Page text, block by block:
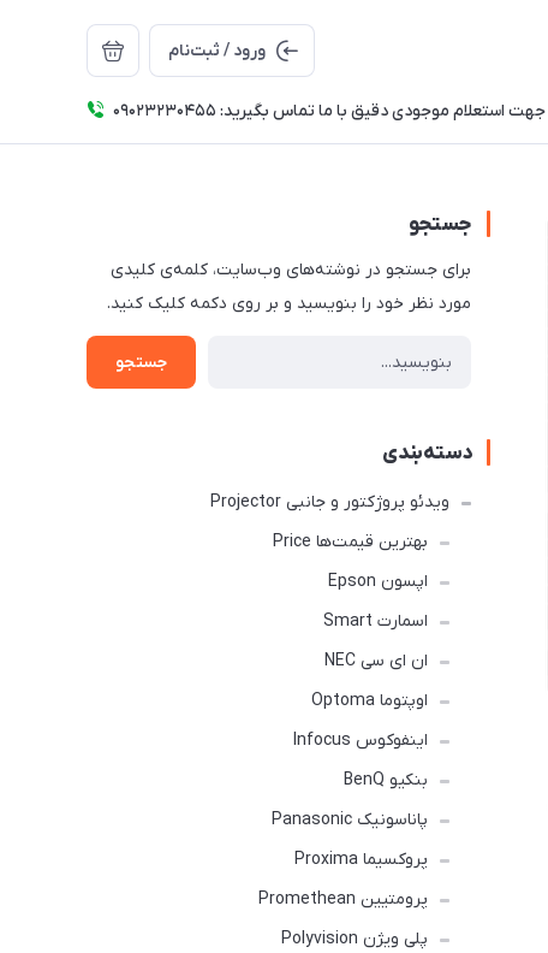
ورود / ثبت‌نام
جهت استعلام موجودی دقیق با ما تماس بگیرید: 09023230455
جستجو
برای جستجو در نوشته‌های وب‌سایت، کلمه‌ی کلیدی
مورد نظر خود را بنویسید و بر روی دکمه کلیک کنید.
جستجو
دسته‌بندی
ویدئو پروژکتور و جانبی Projector
بهترین قیمت‌ها Price
اپسون Epson
اسمارت Smart
ان ای سی NEC
اوپتوما Optoma
اینفوکوس Infocus
بنکیو BenQ
پاناسونیک Panasonic
پروکسیما Proxima
پرومتیین Promethean
پلی ویژن Polyvision